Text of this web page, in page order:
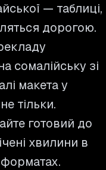
— таблиці,
дорогою.
сомалійську зі
макета у
тільки.
готовий до
хвилини в